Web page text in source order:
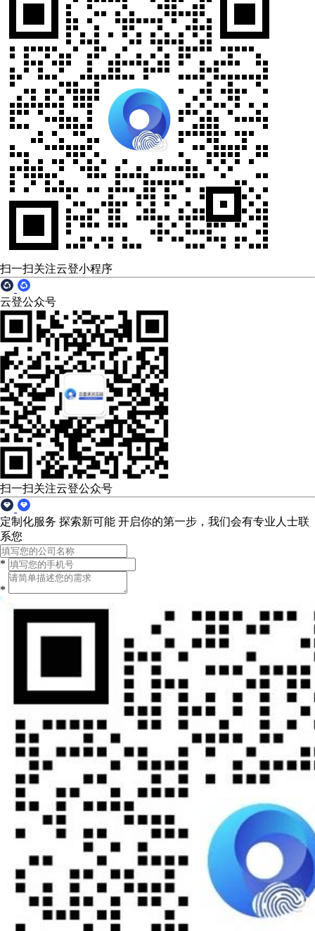
扫一扫关注云登小程序
云登公众号
扫一扫关注云登公众号
定制化服务 探索新可能 开启你的第一步，我们会有专业人士联
系您
*
*